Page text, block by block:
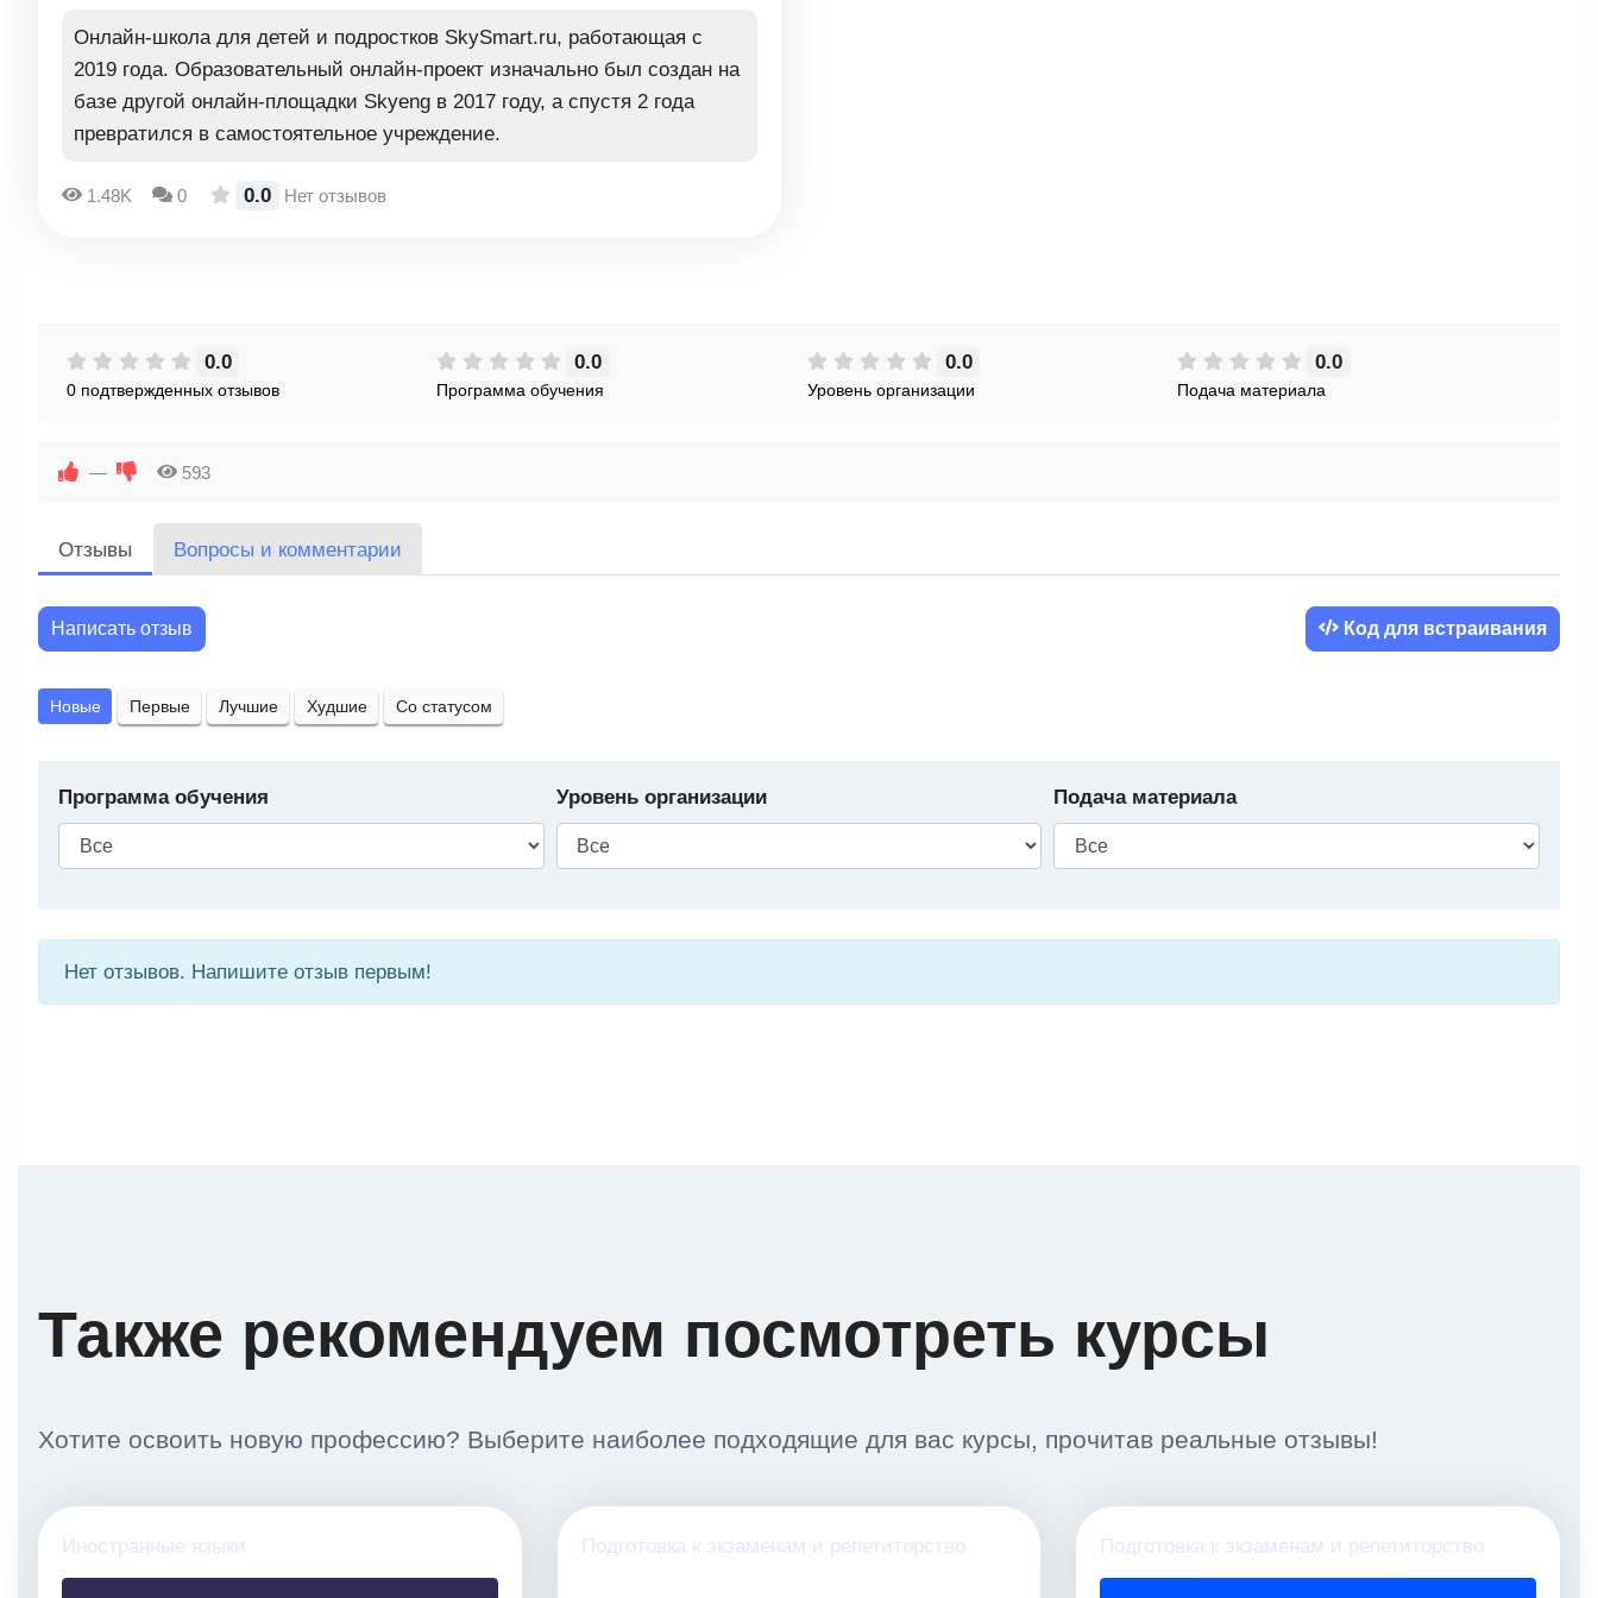
Онлайн-школа для детей и подростков SkySmart.ru, работающая с
2019 года. Образовательный онлайн-проект изначально был создан на
базе другой онлайн-площадки Skyeng в 2017 году, а спустя 2 года
превратился в самостоятельное учреждение.
1.48K 0 0.0 Нет отзывов
0.0
0 подтвержденных отзывов
0.0
Программа обучения
0.0
Уровень организации
0.0
Подача материала
— 593
Отзывы Вопросы и комментарии
Написать отзыв Код для встраивания
Новые Первые Лучшие Худшие Со статусом
Программа обучения Уровень организации Подача материала
Нет отзывов. Напишите отзыв первым!
Также рекомендуем посмотреть курсы
Хотите освоить новую профессию? Выберите наиболее подходящие для вас курсы, прочитав реальные отзывы!
Иностранные языки Подготовка к экзаменам и репетиторство Подготовка к экзаменам и репетиторство